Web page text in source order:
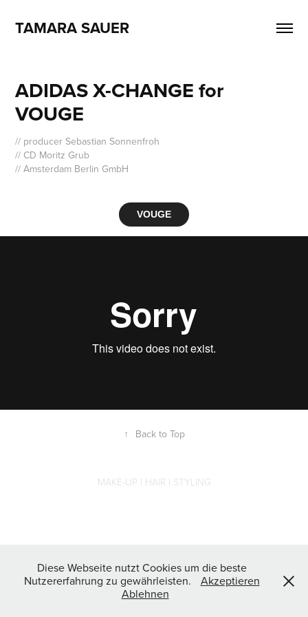
TAMARA SAUER
ADIDAS X-CHANGE for
VOUGE
// producer Sebastian Sonnenfroh
// CD Moritz Grub
// Amsterdam Berlin GmbH
VOUGE
↑ Back to Top
MAKE-UP I HAIR I STYLING
Diese Webseite nutzt Cookies um die beste
Nutzererfahrung zu gewährleisten.
Akzeptieren
Ablehnen